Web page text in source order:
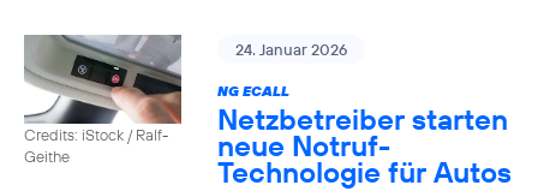
Credits: iStock / Ralf-
Geithe
24. Januar 2026
NG ECALL
Netzbetreiber starten
neue Notruf-
Technologie für Autos